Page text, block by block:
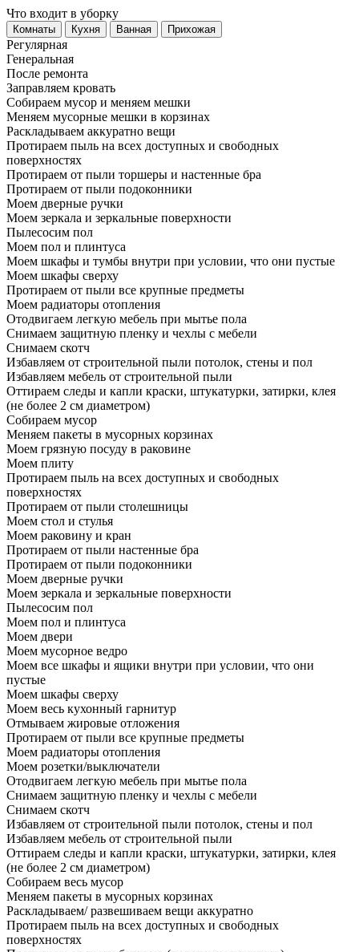
Что входит в уборку
Регу­лярная
Гене­ральная
После ремонта
Заправляем кровать
Собираем мусор и меняем мешки
Меняем мусорные мешки в корзинах
Раскладываем аккуратно вещи
Протираем пыль на всех доступных и свободных
поверхностях
Протираем от пыли торшеры и настенные бра
Протираем от пыли подоконники
Моем дверные ручки
Моем зеркала и зеркальные поверхности
Пылесосим пол
Моем пол и плинтуса
Моем шкафы и тумбы внутри при условии, что они пустые
Моем шкафы сверху
Протираем от пыли все крупные предметы
Моем радиаторы отопления
Отодвигаем легкую мебель при мытье пола
Снимаем защитную пленку и чехлы с мебели
Снимаем скотч
Избавляем от строительной пыли потолок, стены и пол
Избавляем мебель от строительной пыли
Оттираем следы и капли краски, штукатурки, затирки, клея
(не более 2 см диаметром)
Собираем мусор
Меняем пакеты в мусорных корзинах
Моем грязную посуду в раковине
Моем плиту
Протираем пыль на всех доступных и свободных
поверхностях
Протираем от пыли столешницы
Моем стол и стулья
Моем раковину и кран
Протираем от пыли настенные бра
Протираем от пыли подоконники
Моем дверные ручки
Моем зеркала и зеркальные поверхности
Пылесосим пол
Моем пол и плинтуса
Моем двери
Моем мусорное ведро
Моем все шкафы и ящики внутри при условии, что они
пустые
Моем шкафы сверху
Моем весь кухонный гарнитур
Отмываем жировые отложения
Протираем от пыли все крупные предметы
Моем радиаторы отопления
Моем розетки/выключатели
Отодвигаем легкую мебель при мытье пола
Снимаем защитную пленку и чехлы с мебели
Снимаем скотч
Избавляем от строительной пыли потолок, стены и пол
Избавляем мебель от строительной пыли
Оттираем следы и капли краски, штукатурки, затирки, клея
(не более 2 см диаметром)
Собираем весь мусор
Меняем пакеты в мусорных корзинах
Раскладываем/ развешиваем вещи аккуратно
Протираем пыль на всех доступных и свободных
поверхностях